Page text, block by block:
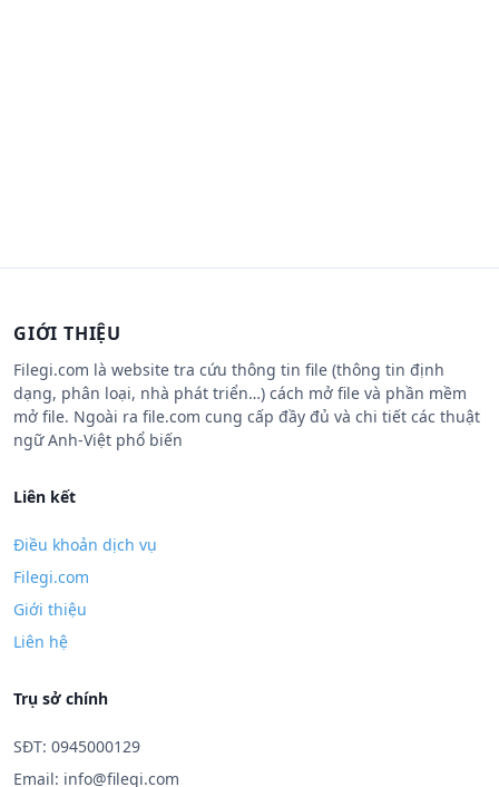
GIỚI THIỆU
Filegi.com là website tra cứu thông tin file (thông tin định
dạng, phân loại, nhà phát triển…) cách mở file và phần mềm
mở file. Ngoài ra file.com cung cấp đầy đủ và chi tiết các thuật
ngữ Anh-Việt phổ biến
Liên kết
Điều khoản dịch vụ
Filegi.com
Giới thiệu
Liên hệ
Trụ sở chính
SĐT: 0945000129
Email: info@filegi.com